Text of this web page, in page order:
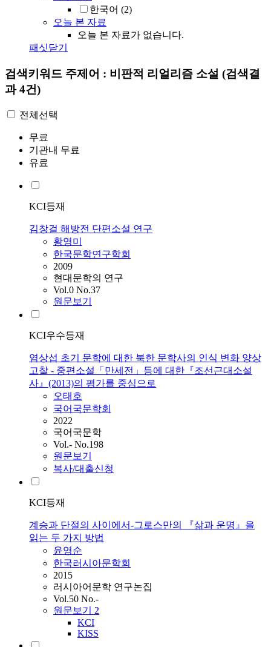
한국어 (2)
오늘 본 자료
오늘 본 자료가 없습니다.
패싯닫기
검색키워드 주제어 : 비판적 리얼리즘 소설 (검색결
과 4건)
전체선택
무료
기관내 무료
유료
KCI등재
김창걸 해방전 단편소설 연구
황영미
한국문학연구학회
2009
현대문학의 연구
Vol.0 No.37
원문보기
KCI우수등재
염상섭 초기 문학에 대한 북한 문학사의 인식 변화 양상
고찰 - 중편소설「만세전」등에 대한『조선근대소설
사』(2013)의 평가를 중심으로
오태호
국어국문학회
2022
국어국문학
Vol.- No.198
원문보기
복사/대출신청
KCI등재
계승과 단절의 사이에서-그로스만의 『삶과 운명』을
읽는 두 가지 방법
윤영순
한국러시아문학회
2015
러시아어문학 연구논집
Vol.50 No.-
원문보기 2
KCI
KISS